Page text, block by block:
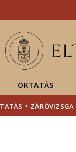
OKTATÁS
> ZÁRÓVIZSGA